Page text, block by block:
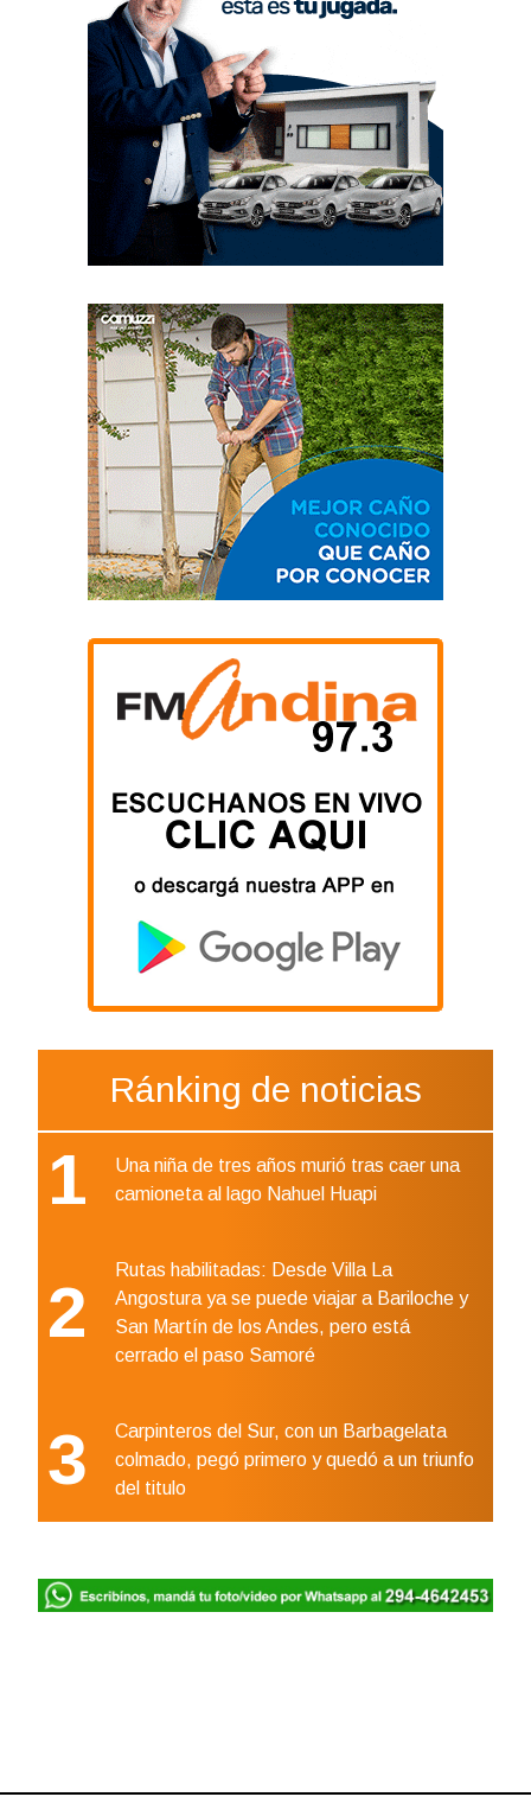
Ránking de noticias
1
Una niña de tres años murió tras caer una
camioneta al lago Nahuel Huapi
2
Rutas habilitadas: Desde Villa La
Angostura ya se puede viajar a Bariloche y
San Martín de los Andes, pero está
cerrado el paso Samoré
3
Carpinteros del Sur, con un Barbagelata
colmado, pegó primero y quedó a un triunfo
del titulo